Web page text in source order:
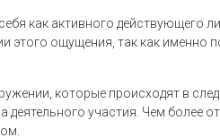
как активного действующего
этого ощущения, так как
которые происходят в
участия. Чем более